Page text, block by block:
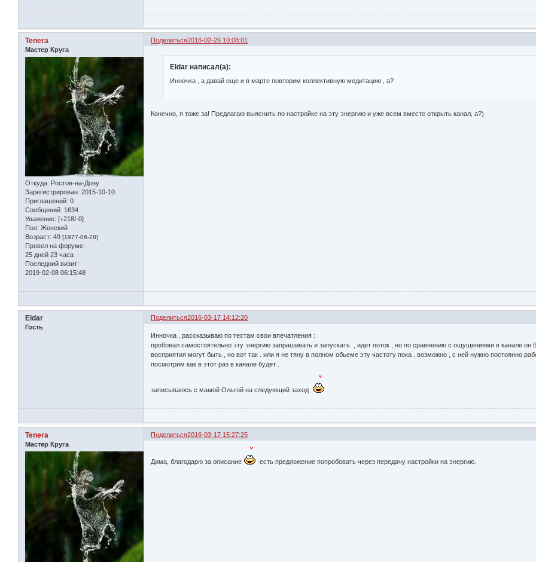
Поделиться2016-02-26 10:08:01
Tenera
Мастер Круга
Откуда: Ростов-на-Дону
Зарегистрирован: 2015-10-10
Приглашений: 0
Сообщений: 1634
Уважение: [+218/-0]
Пол: Женский
Возраст: 49 [1977-06-28]
Провел на форуме:
25 дней 23 часа
Последний визит:
2019-02-08 06:15:48
Eldar написал(а):
Инночка , а давай еще и в марте повторим коллективную медитацию , а?
Конечно, я тоже за! Предлагаю выяснить по настройке на эту энергию и уже всем вместе открыть канал, а?)
Поделиться2016-03-17 14:12:20
Eldar
Гость
Инночка , рассказываю по тестам свои впечатления :
пробовал самостоятельно эту энергию запрашивать и запускать , идет поток , но по сравнению с ощущениями в канале он
восприятия могут быть , но вот так . или я не тяну в полном обьеме эту частоту пока . возможно , с ней нужно постоянно
посмотрим как в этот раз в канале будет .
записываюсь с мамой Ольгой на следующий заход
Поделиться2016-03-17 15:27:25
Tenera
Мастер Круга
Дима, благодарю за описание есть предложение попробовать через передачу настройки на энергию.